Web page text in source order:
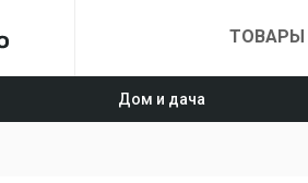
ТОВАРЫ
Дом и дача